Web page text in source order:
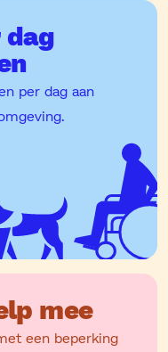
per dag aan
mee
een beperking